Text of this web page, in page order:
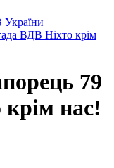
ВДВ Ніхто крім
79
нас!